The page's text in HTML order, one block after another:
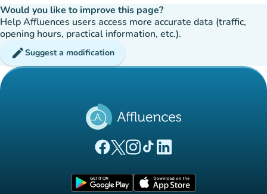
Would you like to improve this page?
Help Affluences users access more accurate data (traffic,
opening hours, practical information, etc.).
editSuggest a modification
(new tab)
(new tab)
(new tab)(new tab)
(new tab)